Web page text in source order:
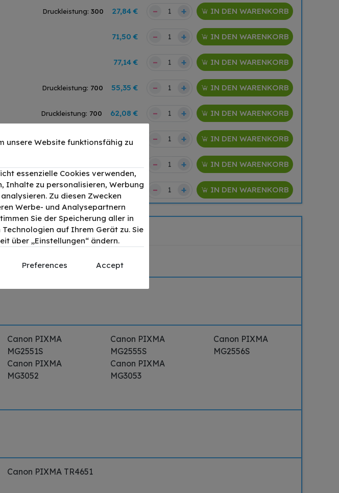
Druckleistung: 300 27,84 € – + IN DEN WARENKORB
71,50 € – + IN DEN WARENKORB
77,14 € – + IN DEN WARENKORB
Druckleistung: 700 55,35 € – + IN DEN WARENKORB
Druckleistung: 700 62,08 € – + IN DEN WARENKORB
Druckleistung: 700 78,17 € – + IN DEN WARENKORB
– + IN DEN WARENKORB
Druckleistung:300 31,53 € – + IN DEN WARENKORB
Canon PIXMA
MG2551S
Canon PIXMA
MG2555S
Canon PIXMA
MG2556S
Canon PIXMA
MG3052
Canon PIXMA
MG3053
Canon PIXMA TR4651
unsere Website funktionsfähig zu
essenzielle Cookies verwenden,
Inhalte zu personalisieren, Werbung
Zu diesen Zwecken
Werbe- und Analysepartnern
Sie der Speicherung aller in
auf Ihrem Gerät zu. Sie
über „Einstellungen“ ändern.
Preferences Accept